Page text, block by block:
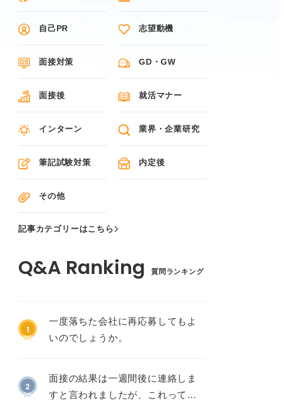
自己PR 志望動機
面接対策 GD・GW
面接後 就活マナー
インターン 業界・企業研究
筆記試験対策 内定後
その他
記事カテゴリーはこちら
質問ランキング
1
一度落ちた会社に再応募してもよ
いのでしょうか。
2
面接の結果は一週間後に連絡しま
すと言われましたが、これって不